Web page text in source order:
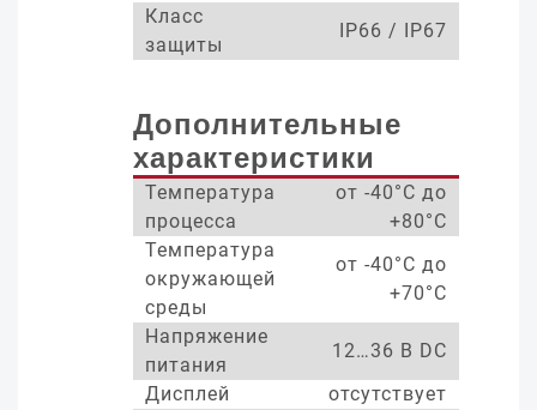
Класс
защиты
IP66 / IP67
Дополнительные
характеристики
Температура
процесса
от -40°С до
+80°С
Температура
окружающей
среды
от -40°С до
+70°С
Напряжение
питания
12…36 В DC
Дисплей
отсутствует